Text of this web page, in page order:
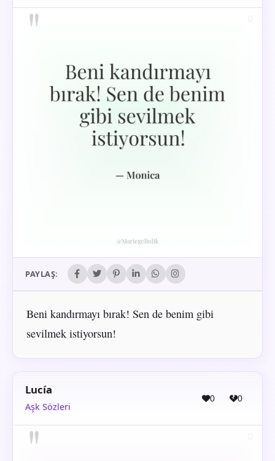
PAYLAŞ:
Beni kandırmayı bırak! Sen de benim gibi
sevilmek istiyorsun!
Lucía
Aşk Sözleri
0 0